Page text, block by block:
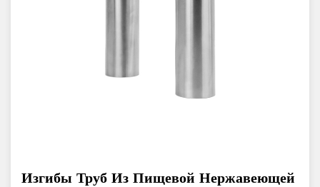
Изгибы Труб Из Пищевой Нержавеющей